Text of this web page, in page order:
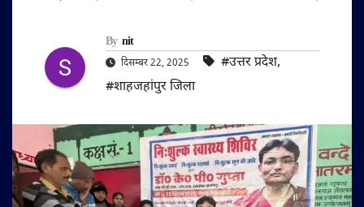
By nit
दिसम्बर 22, 2025 #उत्तर प्रदेश,
#शाहजहांपुर जिला